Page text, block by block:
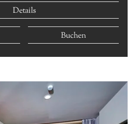
Buchen
Details